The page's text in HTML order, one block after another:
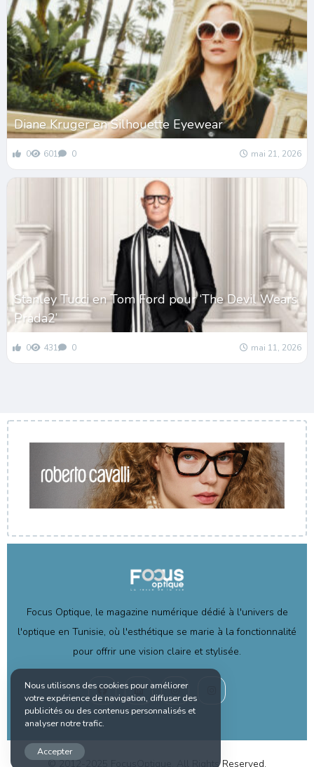
Diane Kruger en Silhouette Eyewear
0 601 0 mai 21, 2026
Stanley Tucci en Tom Ford pour ‘The Devil Wears
Prada2’
0 431 0 mai 11, 2026
Focus Optique, le magazine numérique dédié à l'univers de
l'optique en Tunisie, où l'esthétique se marie à la fonctionnalité
pour offrir une vision claire et stylisée.
© 2012-2025 FocusOptique. All Rights Reserved.
Nous utilisons des cookies pour améliorer
votre expérience de navigation, diffuser des
publicités ou des contenus personnalisés et
analyser notre trafic.
Accepter